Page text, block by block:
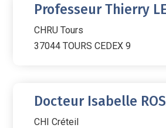
Professeur Thierry
CHRU Tours
37044 TOURS CEDEX 9
Docteur Isabelle
CHI Créteil